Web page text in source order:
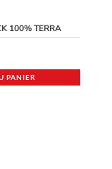
100% TERRA
PANIER